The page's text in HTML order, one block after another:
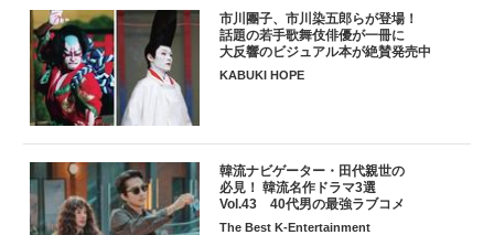
市川團子、市川染五郎らが登場！
話題の若手歌舞伎俳優が一冊に
大反響のビジュアル本が絶賛発売中
KABUKI HOPE
韓流ナビゲーター・田代親世の
必見！ 韓流名作ドラマ3選
Vol.43 40代男の最強ラブコメ
The Best K-Entertainment